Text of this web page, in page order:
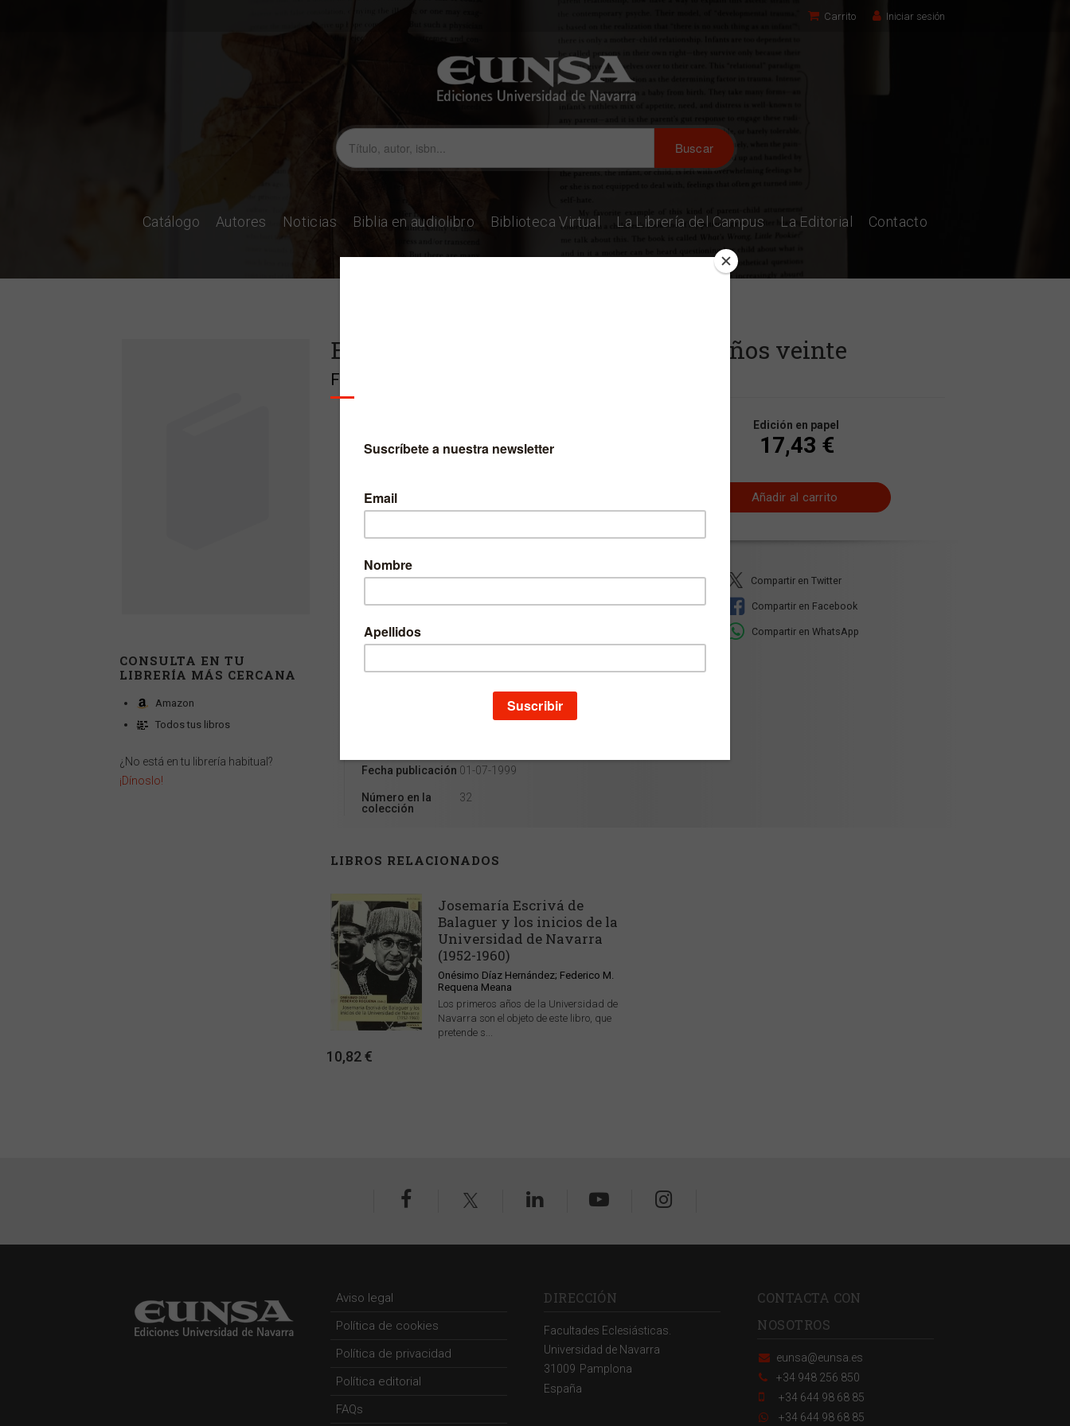
Carrito Iniciar sesión
Catálogo Autores Noticias Biblia en audiolibro Biblioteca Virtual La Librería del Campus La Editorial Contacto
CONSULTA EN TU
LIBRERÍA MÁS CERCANA
Amazon
Todos tus libros
¿No está en tu librería habitual?
¡Dínoslo!
Espiritualidad en la España de los años veinte
Federico M. Requena Meana
Edición en papel
17,43 €
Añadir al carrito
Escritor
Materia
Historia
EAN
9788431316976
Fecha publicación 01-07-1999
Número en la
colección
32
Compartir en Twitter
Compartir en Facebook
Compartir en WhatsApp
LIBROS RELACIONADOS
Josemaría Escrivá de
Balaguer y los inicios de la
Universidad de Navarra
(1952-1960)
Onésimo Díaz Hernández; Federico M.
Requena Meana
Los primeros años de la Universidad de
Navarra son el objeto de este libro, que
pretende s...
10,82 €
Aviso legal
Política de cookies
Política de privacidad
Política editorial
FAQs
DIRECCIÓN
Facultades Eclesiásticas.
Universidad de Navarra
31009 Pamplona
España
CONTACTA CON
NOSOTROS
eunsa@eunsa.es
+34 948 256 850
+34 644 98 68 85
+34 644 98 68 85